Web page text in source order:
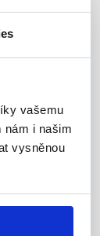
vašemu
nám i našim
vysněnou